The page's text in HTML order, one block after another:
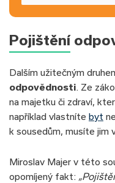
Pojištění
Dalším užitečným
odpovědnosti. Ze
na majetku či zdraví,
například vlastníte byt
k sousedům, musíte jim
Miroslav Majer v této
opomíjený fakt: